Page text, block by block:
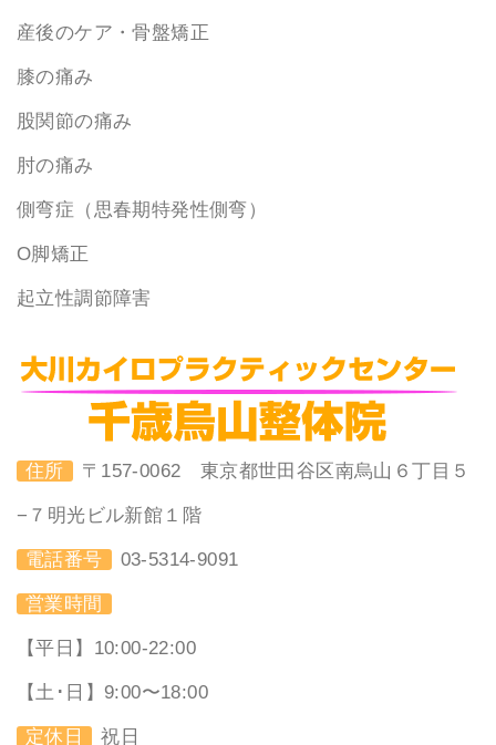
産後のケア・骨盤矯正
膝の痛み
股関節の痛み
肘の痛み
側弯症（思春期特発性側弯）
O脚矯正
起立性調節障害
住所 〒157-0062 東京都世田谷区南烏山６丁目５
−７明光ビル新館１階
電話番号 03-5314-9091
営業時間
【平日】10:00-22:00
【土･日】9:00〜18:00
定休日 祝日